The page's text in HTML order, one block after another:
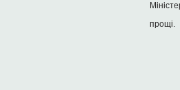
прощі.